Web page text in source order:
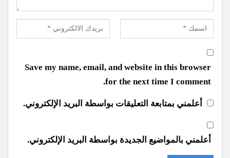
Save my name, email, and website in this browser
for the next time I comment.
أعلمني بمتابعة التعليقات بواسطة البريد الإلكتروني.
أعلمني بالمواضيع الجديدة بواسطة البريد الإلكتروني.